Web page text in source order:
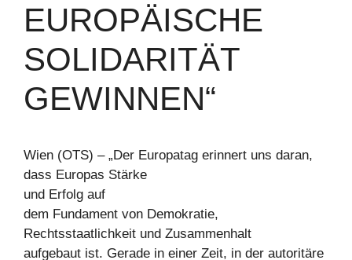
EUROPÄISCHE
SOLIDARITÄT
GEWINNEN“
Wien (OTS) – „Der Europatag erinnert uns daran,
dass Europas Stärke
und Erfolg auf
dem Fundament von Demokratie,
Rechtsstaatlichkeit und Zusammenhalt
aufgebaut ist. Gerade in einer Zeit, in der autoritäre